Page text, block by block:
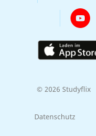
© 2026 Studyflix
Datenschutz